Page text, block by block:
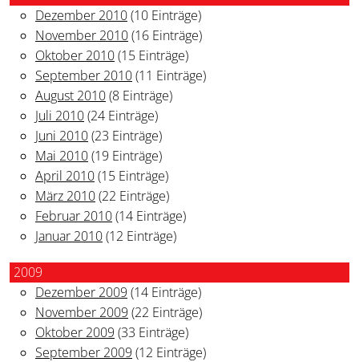
Dezember 2010(10 Einträge)
November 2010(16 Einträge)
Oktober 2010(15 Einträge)
September 2010(11 Einträge)
August 2010(8 Einträge)
Juli 2010(24 Einträge)
Juni 2010(23 Einträge)
Mai 2010(19 Einträge)
April 2010(15 Einträge)
März 2010(22 Einträge)
Februar 2010(14 Einträge)
Januar 2010(12 Einträge)
2009
Dezember 2009 (14 Einträge)
November 2009 (22 Einträge)
Oktober 2009 (33 Einträge)
September 2009 (12 Einträge)